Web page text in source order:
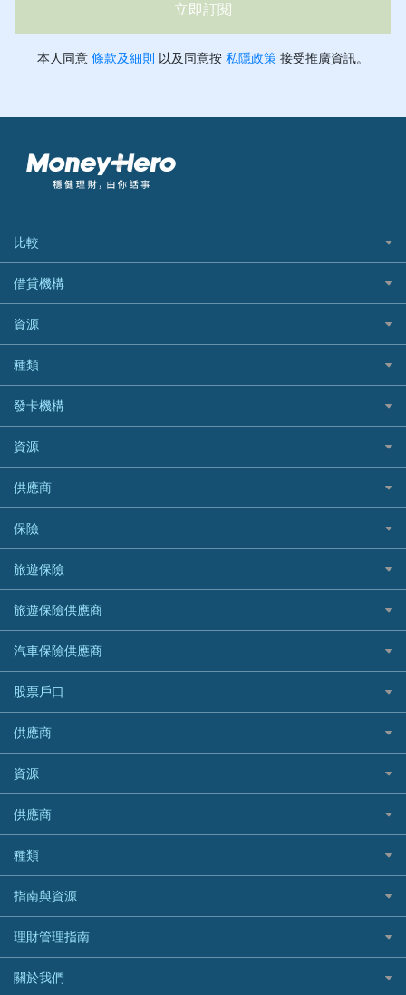
比較
私人貸款比較
稅季/稅務貸款
網上貸款
結餘轉戶(清卡數貸款)
銀行貸款
財務公司貸款
免入息貸款
免TU貸款
急借錢
緊急貸款比較
最佳小額貸款比較
易批必批貸款
24小時貸款
最佳循環貸款
借貸機構
BEA 東亞銀行
BOC 中國銀行
Cashing Pro 優尚信貸
CCB(Asia) 中國建設銀行 (亞洲)
Citibank 花旗銀行
CNCBI 信銀國際
CreFIT 維信
DBS 星展銀行
DSB 大新銀行
HSBC 滙豐銀行貸款
K Cash 貸款
Mox 銀行
National Resources 中潤物業按揭
OCBC 華僑銀行
PrimeCredit 安信信貸
Promise 邦民日本財務
Rabbit Credit月兔信貸
Standard Chartered 渣打銀行
UA 亞洲聯合財務
WeLab Bank
WeLend 貸款
資源
如何申請個人貸款
如何管理個人貸款
個人貸款有用資訊
清卡數貸款教學
循環貸款教學
個人化貸款產品推介 🔥全新
債務重組一覽
供樓利息扣稅
最佳貸款app
種類
網購優惠
精選外幣網購信用卡
尊尚信用卡
公司信用卡
電子錢包信用卡
日本遊信用卡攻略
韓國遊信用卡攻略
台灣遊信用卡攻略
機場貴賓室信用卡
銀聯信用卡
高獎賞信用卡推薦
酒店信用卡
發卡機構
Citibank花旗銀行
AE美國運通
DBS星展銀行
HSBC滙豐銀行
Mox
信銀國際
大新銀行
恒生銀行
Standard Chartered渣打銀行
東亞銀行
SIM
Airwallex信用卡
資源
Black Friday優惠
淘寶付款方式
一田購物優惠日
SOGO感謝祭
HKTVmall優惠碼
交稅優惠
酒店優惠碼
機票優惠碼
供應商
八達通自動增值信用卡
保險
旅遊保險
汽車保險
家居保險
家傭保險
寵物保險
定期人壽保險
危疾保險
年金資訊
樓宇火險
旅遊保險
日本旅遊保險及資訊
泰國旅遊保險及資訊
台灣旅遊保險及資訊
韓國旅遊保險及資訊
歐洲旅遊保險及資訊
越南旅遊保險及資訊
澳洲旅遊保險及資訊
長者嘆世界
家庭親子遊
自駕遊比較
相機有得保
專為孕婦設計的最佳旅遊保險
最佳滑雪旅遊保險
旅遊保險供應商
AXA 安盛
AIG 美亞
Allianz 安聯
Allied World 世聯
Avo
中國銀行
Bolttech 保特
Blue Cross 藍十字
中國平安
HSBC滙豐銀行
MSIG 三井住友
Prudential 保誠
汽車保險供應商
大新汽車保險
中銀汽車保險
Allianz安聯汽車保險
bolttech保障汽車保險
Zurich蘇黎世汽車保險
QBE昆士蘭汽車保險
平安汽車保險
股票戶口
富途證券
IB盈透證券
老虎證券
uSMART 盈立證券
華盛証券
長橋證券
WeBull微牛證券
漲樂全球通｜華泰國際
OSL
供應商
富途牛牛好唔好？
Webull微牛證券好唔好？
Longbridge長橋證券好唔好？
老虎證券好唔好？
華盛証券好唔好？
漲樂全球通好唔好？
IB盈透證券好唔好？
盈立證券 uSMART 好唔好？
Stashaway好唔好？
資源
股票戶口開戶
證券行邊間好？
港股5隻高息ETF精選
什麼是ETF？
香港30大高息股排行
黃金ETF懶人包
最值得注意的比特幣ETF
供應商
銀行戶口比較
尊尚銀行戶口
Citi Plus
中信銀行inMotion
Airwallex銀行
種類
定期存款
港元定存
人民幣定存
美元定存
指南與資源
理財資訊
識慳識賺
債務管理
理財管理指南
常用相關詞彙
關於我們